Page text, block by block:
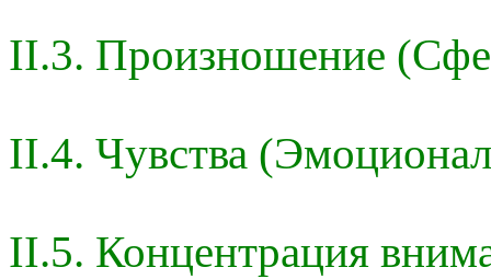
II.3. Произношение
II.4. Чувства
II.5. Концентрация